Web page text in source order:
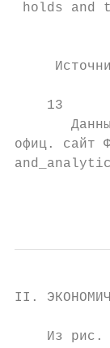
holds and
    13
офиц. сайт
II.
Из рис.